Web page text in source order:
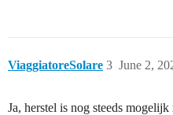
ViaggiatoreSolare June 2,
3
Ja, herstel is nog steeds